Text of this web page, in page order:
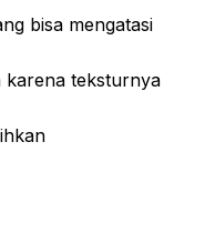
bisa mengatasi
karena teksturnya